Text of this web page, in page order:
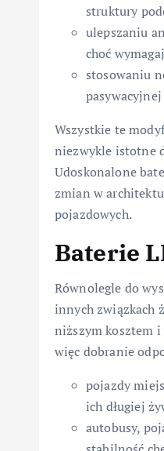
struktury
ulepszaniu
choć
stosowaniu
Wszystkie te
niezwykle istotne
Udoskonalone
zmian w
pojazdowych.
Baterie
Równolegle do
innych związkach
niższym kosztem i
więc dobranie
pojazdy
ich długiej
autobusy,